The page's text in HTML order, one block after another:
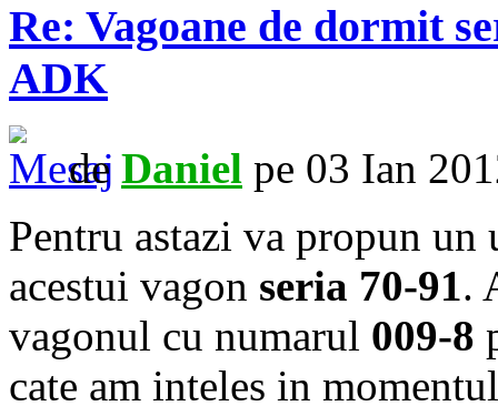
Re: Vagoane de dormit
ADK
de Daniel pe 03 Ian
Pentru astazi va propun
acestui vagon seria 70-91.
vagonul cu numarul 009-8
cate am inteles in